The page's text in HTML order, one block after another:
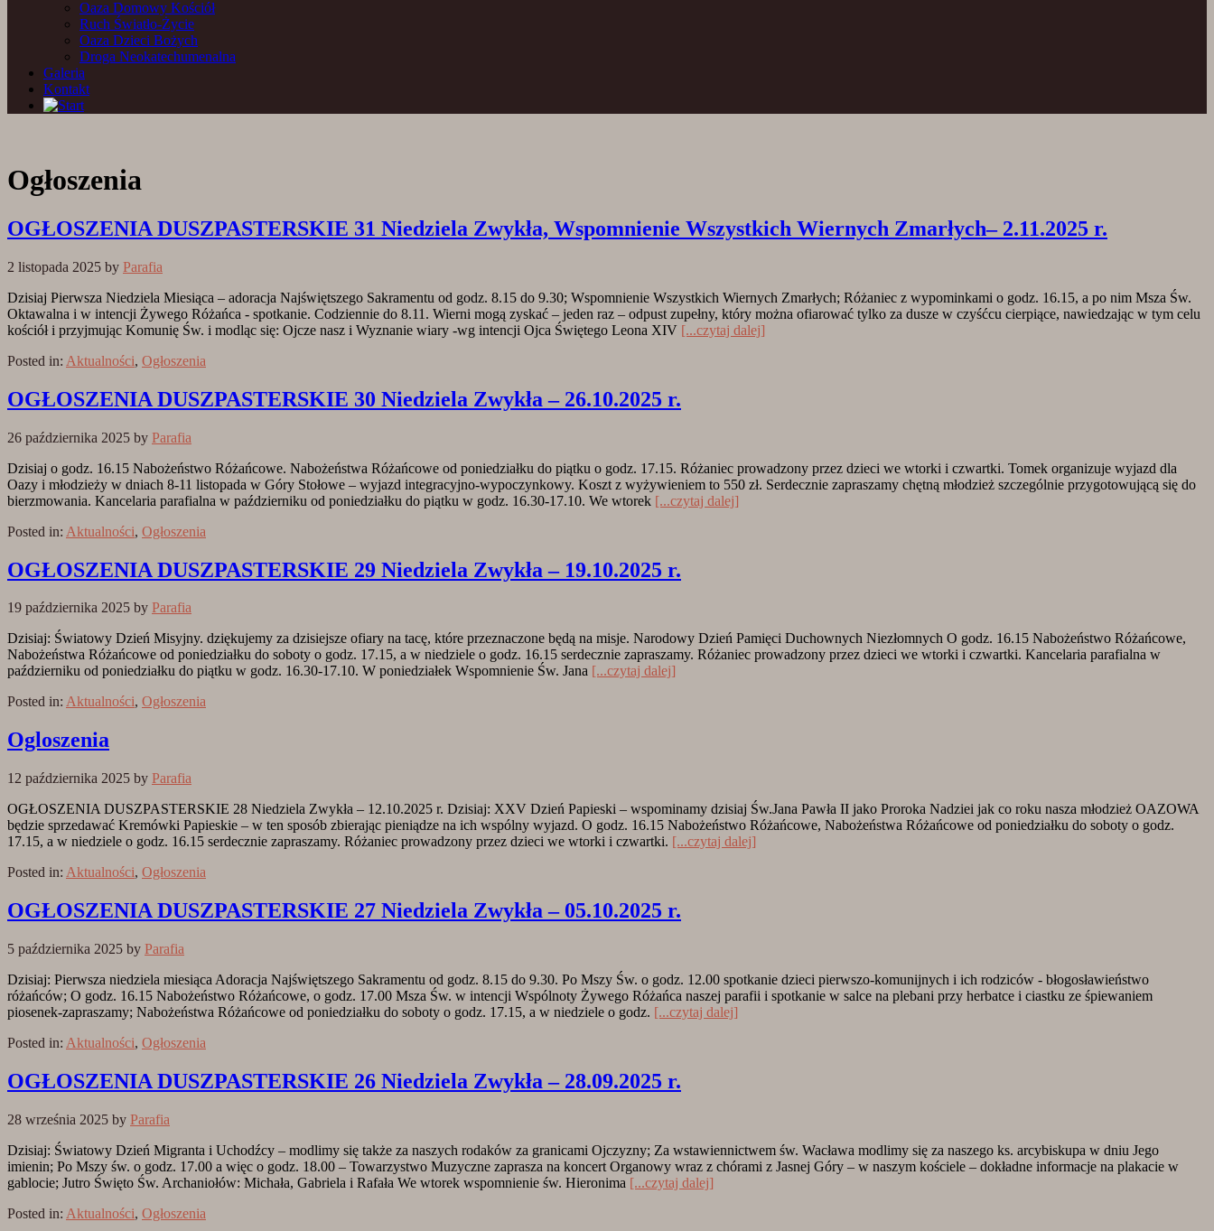
Oaza Domowy Kościół
Ruch Światło-Życie
Oaza Dzieci Bożych
Droga Neokatechumenalna
Galeria
Kontakt
Ogłoszenia
OGŁOSZENIA DUSZPASTERSKIE 31 Niedziela Zwykła, Wspomnienie Wszystkich Wiernych Zmarłych– 2.11.2025 r.
2 listopada 2025 by Parafia
Dzisiaj Pierwsza Niedziela Miesiąca – adoracja Najświętszego Sakramentu od godz. 8.15 do 9.30; Wspomnienie Wszystkich Wiernych Zmarłych; Różaniec z wypominkami o godz. 16.15, a po nim Msza Św.
Oktawalna i w intencji Żywego Różańca - spotkanie. Codziennie do 8.11. Wierni mogą zyskać – jeden raz – odpust zupełny, który można ofiarować tylko za dusze w czyśćcu cierpiące, nawiedzając w tym celu
kościół i przyjmując Komunię Św. i modląc się: Ojcze nasz i Wyznanie wiary -wg intencji Ojca Świętego Leona XIV [...czytaj dalej]
Posted in: Aktualności, Ogłoszenia
OGŁOSZENIA DUSZPASTERSKIE 30 Niedziela Zwykła – 26.10.2025 r.
26 października 2025 by Parafia
Dzisiaj o godz. 16.15 Nabożeństwo Różańcowe. Nabożeństwa Różańcowe od poniedziałku do piątku o godz. 17.15. Różaniec prowadzony przez dzieci we wtorki i czwartki. Tomek organizuje wyjazd dla
Oazy i młodzieży w dniach 8-11 listopada w Góry Stołowe – wyjazd integracyjno-wypoczynkowy. Koszt z wyżywieniem to 550 zł. Serdecznie zapraszamy chętną młodzież szczególnie przygotowującą się do
bierzmowania. Kancelaria parafialna w październiku od poniedziałku do piątku w godz. 16.30-17.10. We wtorek [...czytaj dalej]
Posted in: Aktualności, Ogłoszenia
OGŁOSZENIA DUSZPASTERSKIE 29 Niedziela Zwykła – 19.10.2025 r.
19 października 2025 by Parafia
Dzisiaj: Światowy Dzień Misyjny. dziękujemy za dzisiejsze ofiary na tacę, które przeznaczone będą na misje. Narodowy Dzień Pamięci Duchownych Niezłomnych O godz. 16.15 Nabożeństwo Różańcowe,
Nabożeństwa Różańcowe od poniedziałku do soboty o godz. 17.15, a w niedziele o godz. 16.15 serdecznie zapraszamy. Różaniec prowadzony przez dzieci we wtorki i czwartki. Kancelaria parafialna w
październiku od poniedziałku do piątku w godz. 16.30-17.10. W poniedziałek Wspomnienie Św. Jana [...czytaj dalej]
Posted in: Aktualności, Ogłoszenia
Ogloszenia
12 października 2025 by Parafia
OGŁOSZENIA DUSZPASTERSKIE 28 Niedziela Zwykła – 12.10.2025 r. Dzisiaj: XXV Dzień Papieski – wspominamy dzisiaj Św.Jana Pawła II jako Proroka Nadziei jak co roku nasza młodzież OAZOWA
będzie sprzedawać Kremówki Papieskie – w ten sposób zbierając pieniądze na ich wspólny wyjazd. O godz. 16.15 Nabożeństwo Różańcowe, Nabożeństwa Różańcowe od poniedziałku do soboty o godz.
17.15, a w niedziele o godz. 16.15 serdecznie zapraszamy. Różaniec prowadzony przez dzieci we wtorki i czwartki. [...czytaj dalej]
Posted in: Aktualności, Ogłoszenia
OGŁOSZENIA DUSZPASTERSKIE 27 Niedziela Zwykła – 05.10.2025 r.
5 października 2025 by Parafia
Dzisiaj: Pierwsza niedziela miesiąca Adoracja Najświętszego Sakramentu od godz. 8.15 do 9.30. Po Mszy Św. o godz. 12.00 spotkanie dzieci pierwszo-komunijnych i ich rodziców - błogosławieństwo
różańców; O godz. 16.15 Nabożeństwo Różańcowe, o godz. 17.00 Msza Św. w intencji Wspólnoty Żywego Różańca naszej parafii i spotkanie w salce na plebani przy herbatce i ciastku ze śpiewaniem
piosenek-zapraszamy; Nabożeństwa Różańcowe od poniedziałku do soboty o godz. 17.15, a w niedziele o godz. [...czytaj dalej]
Posted in: Aktualności, Ogłoszenia
OGŁOSZENIA DUSZPASTERSKIE 26 Niedziela Zwykła – 28.09.2025 r.
28 września 2025 by Parafia
Dzisiaj: Światowy Dzień Migranta i Uchodźcy – modlimy się także za naszych rodaków za granicami Ojczyzny; Za wstawiennictwem św. Wacława modlimy się za naszego ks. arcybiskupa w dniu Jego
imienin; Po Mszy św. o godz. 17.00 a więc o godz. 18.00 – Towarzystwo Muzyczne zaprasza na koncert Organowy wraz z chórami z Jasnej Góry – w naszym kościele – dokładne informacje na plakacie w
gablocie; Jutro Święto Św. Archaniołów: Michała, Gabriela i Rafała We wtorek wspomnienie św. Hieronima [...czytaj dalej]
Posted in: Aktualności, Ogłoszenia